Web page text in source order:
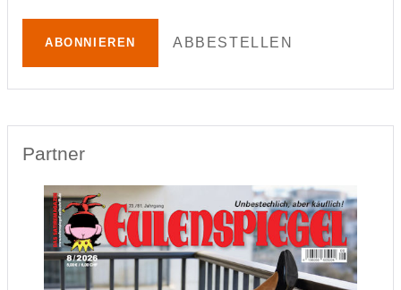
ABONNIEREN ABBESTELLEN
Partner